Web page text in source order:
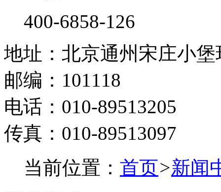
400-6858-126
地址：北京通州宋庄小
邮编：101118
电话：010-89513205
传真：010-89513097
当前位置： 首页>新闻